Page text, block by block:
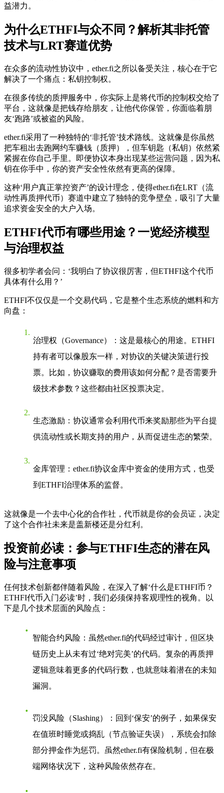
益潜力。
为什么ETHFI与众不同？解析其非托管
技术与LRT赛道优势
在众多的流动性协议中，ether.fi之所以备受关注，核心在于它
解决了一个痛点： 私钥控制权。
在很多传统的质押服务中，你实际上是将代币的控制权交给了
平台，这就像是把钱存给朋友，让他代你保管，你面临着朋
友‘跑路’或被盗的风险。
ether.fi采用了一种独特的‘非托管’技术路线。这就像是你虽然
把车租出去跑网约车赚钱（质押），但车钥匙（私钥）依然紧
紧握在你自己手里。即便协议本身出现某些运营问题，因为私
钥在你手中，你的资产安全性依然有更高的保障。
这种‘用户真正掌控资产’的设计理念，使得ether.fi在LRT（流
动性再质押代币）赛道中建立了独特的竞争壁垒，吸引了大量
追求资金安全的大户入场。
ETHFI代币有哪些用途？一览经济模型
与治理权益
很多初学者会问：‘我明白了协议很厉害，但ETHFI这个代币
具体有什么用？’
ETHFI不仅仅是一个交易代码，它是整个生态系统的燃料和方
向盘：
治理权（Governance）
：这是最核心的用途。ETHFI
持有者可以像股东一样，对协议的关键决策进行投
票。比如，协议赚取的费用该如何分配？是否需要升
级技术参数？这些都由社区投票决定。
生态激励 ：协议通常会利用代币来奖励那些为平台提
供流动性或长期支持的用户，从而促进生态的繁荣。
金库管理 ：ether.fi协议金库中资金的使用方式，也受
到ETHFI治理体系的监督。
这就像是一个去中心化的合作社，代币就是你的会员证，决定
了这个合作社未来是盖新楼还是分红利。
投资前必读：参与ETHFI生态的潜在风
险与注意事项
任何技术创新都伴随着风险，在深入了解‘什么是ETHFI币？
ETHFI代币入门必读’时，我们必须保持客观理性的视角。以
下是几个技术层面的风险点：
智能合约风险 ：虽然ether.fi的代码经过审计，但区块
链历史上从未有过‘绝对完美’的代码。复杂的再质押
逻辑意味着更多的代码行数，也就意味着潜在的未知
漏洞。
罚没风险（Slashing）
：回到‘保安’的例子，如果保安
在值班时睡觉或捣乱（节点验证失误），系统会扣除
部分押金作为惩罚。虽然ether.fi有保险机制，但在极
端网络状况下，这种风险依然存在。